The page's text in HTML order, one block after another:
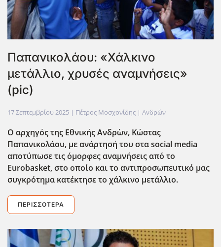
Παπανικολάου: «Χάλκινο
μετάλλιο, χρυσές αναμνήσεις»
(pic)
17 Σεπτεμβρίου 2025 | Πέτρος Μοσχονίδης | Ανδρών
Ο αρχηγός της Εθνικής Ανδρ΄ων, Κώστας
Παπανικολάου, με ανάρτησή του στα social media
αποτύπωσε τις όμορφες αναμνήσεις από το
Eurobasket, στο οποίο και το αντιπροσωπευτικό μας
συγκρότημα κατέκτησε το χάλκινο μετάλλιο.
ΠΕΡΙΣΣΌΤΕΡΑ